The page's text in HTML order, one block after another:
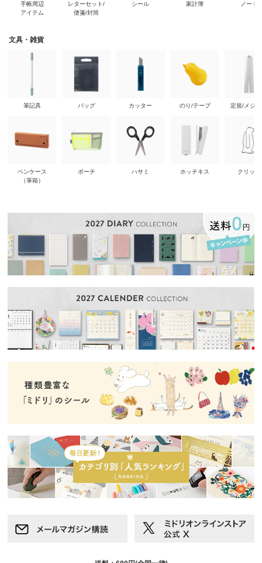
手帳周辺
アイテム
レターセット/
便箋/封筒
シール 家計簿 ノート
文具・雑貨
筆記具
ペンケース
（筆箱）
バッグ
ポーチ
カッター
ハサミ
のり/テープ
ホッチキス
定規/メジ
クリップ